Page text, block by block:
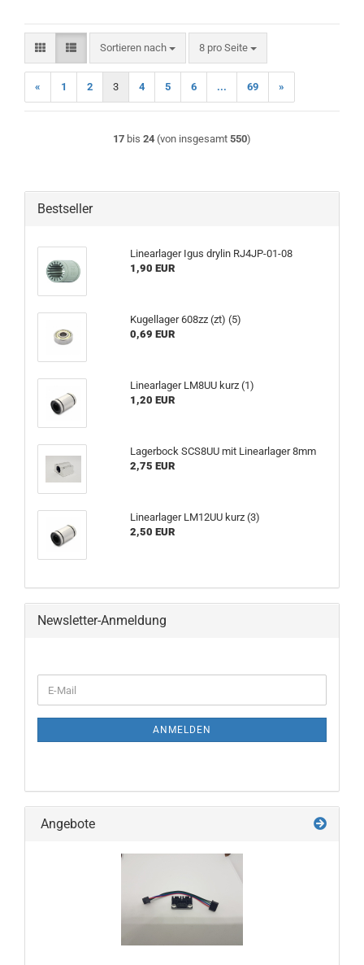
Sortieren nach
Sortieren nach 8 pro Seite
pro Seite
« 1 2 3 4 5 6 ... 69 »
17 bis 24 (von insgesamt 550)
Bestseller
Linearlager Igus drylin RJ4JP-01-08
1,90 EUR
Kugellager 608zz (zt) (5)
0,69 EUR
Linearlager LM8UU kurz (1)
1,20 EUR
Lagerbock SCS8UU mit Linearlager 8mm
2,75 EUR
Linearlager LM12UU kurz (3)
2,50 EUR
Newsletter-Anmeldung
ZUR
E-
Mail
ANMELDEN
Angebote